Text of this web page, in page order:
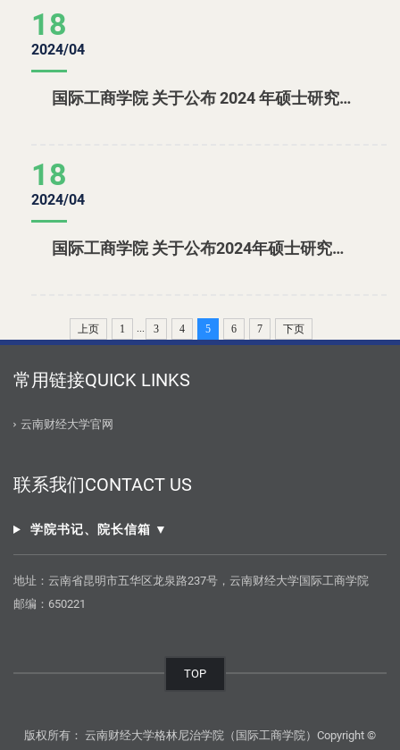
18
2024/04
国际工商学院 关于公布 2024 年硕士研究生招生考试国际商务专业(调剂)复试成绩及有关事项的通知
18
2024/04
国际工商学院 关于公布2024年硕士研究生招生考试 国际贸易学专业（调剂）复试成绩及有关事项的通知
上页 1 3 4 5 6 7 下页
常用链接QUICK LINKS
云南财经大学官网
联系我们CONTACT US
学院书记、院长信箱 ▼
地址：云南省昆明市五华区龙泉路237号，云南财经大学国际工商学院
邮编：650221
TOP
版权所有： 云南财经大学格林尼治学院（国际工商学院）Copyright ©